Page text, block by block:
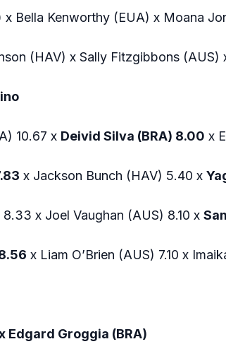
x Bella Kenworthy (EUA) x Moana
(HAV) x Sally Fitzgibbons (AUS)
10.67 x Deivid Silva (BRA) 8.00 x
x Jackson Bunch (HAV) 5.40 x
x Joel Vaughan (AUS) 8.10 x
x Liam O’Brien (AUS) 7.10 x
Edgard Groggia (BRA)